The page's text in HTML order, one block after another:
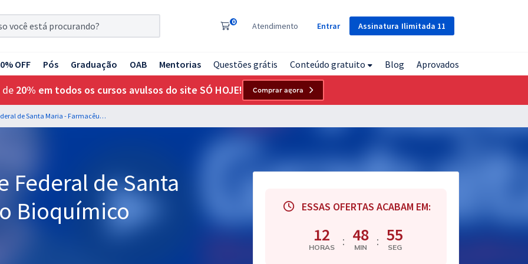
Assinatura Ilimitada 11
0 Atendimento Entrar
OFF Pós Graduação OAB Mentorias Questões grátis Conteúdo gratuito Blog Aprovados
de 20% em todos os cursos avulsos do site SÓ HOJE! Comprar agora
UFSM - Universidade Federal de Santa Maria - Farmacêutico Bioquímico
Federal de Santa
Bioquímico
ESSAS OFERTAS ACABAM EM:
12
HORAS : 48
MIN : 54
SEG